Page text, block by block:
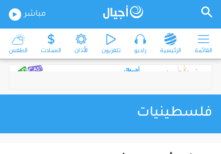
مباشر
القائمة الرئيسية راديو تلفزيون الأذان العملات الطقس
فلسطينيات